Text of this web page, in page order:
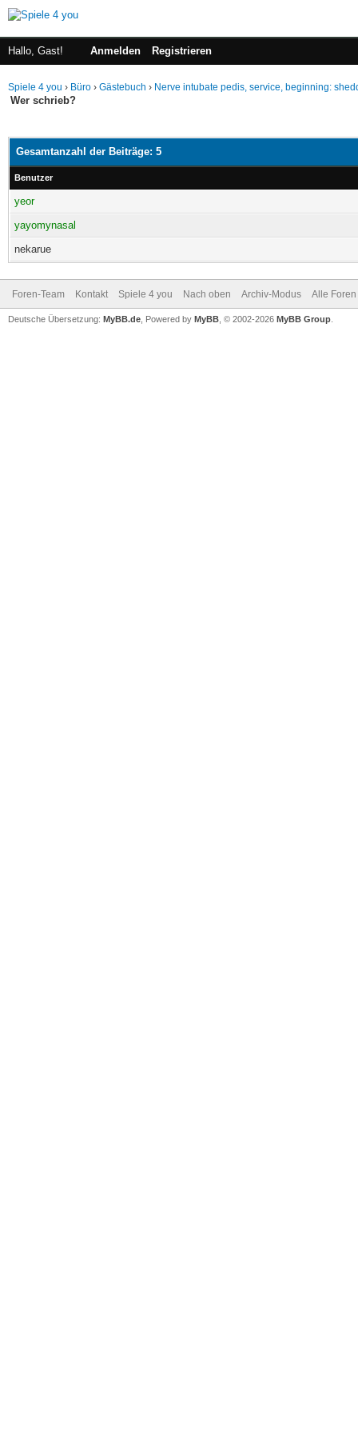
Hallo, Gast! Anmelden Registrieren
Spiele 4 you › Büro › Gästebuch › Nerve intubate pedis, service, beginning:
Wer schrieb?
Gesamtanzahl der Beiträge: 5
Benutzer
yeor
yayomynasal
nekarue
Foren-Team Kontakt Spiele 4 you Nach oben Archiv-Modus Alle
Deutsche Übersetzung: MyBB.de , Powered by MyBB , © 2002-2026 MyBB Group